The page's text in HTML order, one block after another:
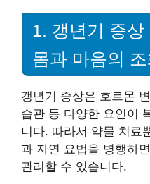
1. 갱년기 증
몸과 마음의
갱년기 증상은 호르몬
습관 등 다양한 요인이
니다. 따라서 약물 치료
과 자연 요법을 병행하
관리할 수 있습니다.